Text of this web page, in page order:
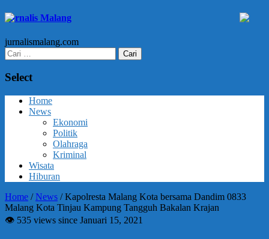
Jurnalis Malang
jurnalismalang.com
Cari
untuk:
Select
Home
News
Ekonomi
Politik
Olahraga
Kriminal
Wisata
Hiburan
Home /News /Kapolresta Malang Kota bersama Dandim 0833
Malang Kota Tinjau Kampung Tangguh Bakalan Krajan
👁 535 views since Januari 15, 2021